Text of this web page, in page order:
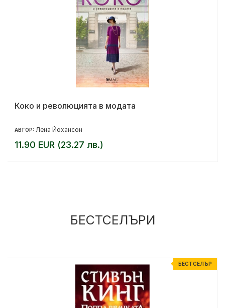
Коко и революцията в модата
АВТОР: Лена Йохансон
11.90 EUR (23.27 лв.)
БЕСТСЕЛЪРИ
БЕСТСЕЛЪР